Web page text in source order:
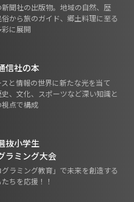
聞社の出版物。地域の自然、歴
俗から旅のガイド、郷土料理に至る
彩に展開
信社の本
スと情報の世界に新たな光を当て
史、文化、スポーツなど深い知識と
点で構成
抜小学生
ラミング大会
グラミング教育」で未来を創造する
ちを応援！！